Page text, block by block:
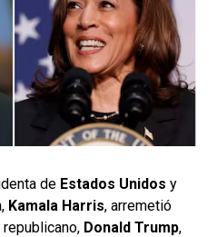
de Estados Unidos y
Kamala Harris, arremetió
Donald Trump,